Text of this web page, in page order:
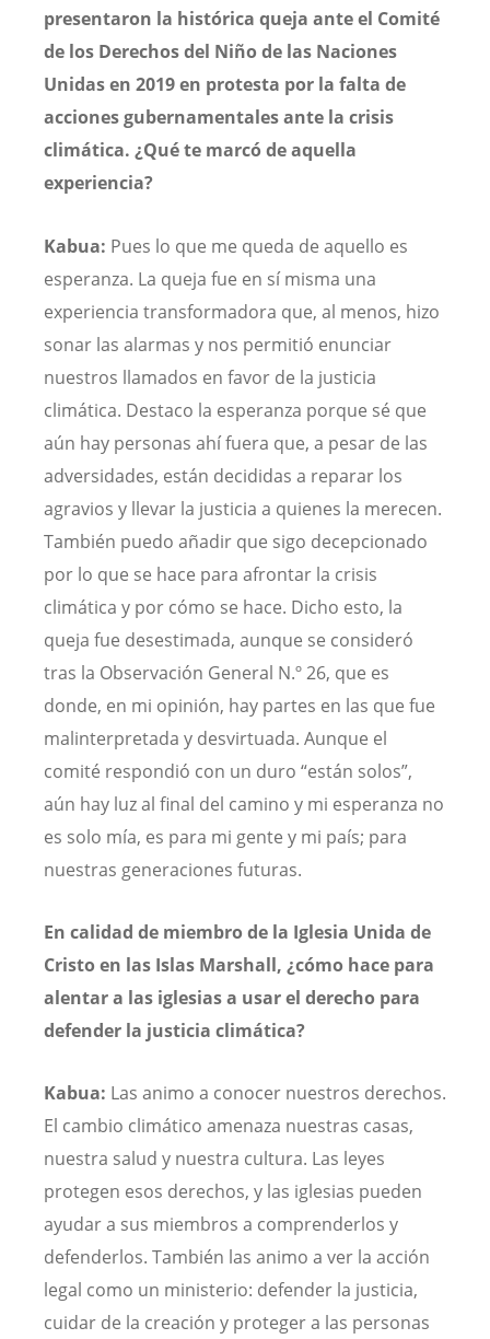
presentaron la histórica queja ante el Comité
de los Derechos del Niño de las Naciones
Unidas en 2019 en protesta por la falta de
acciones gubernamentales ante la crisis
climática. ¿Qué te marcó de aquella
experiencia?
Kabua: Pues lo que me queda de aquello es
esperanza. La queja fue en sí misma una
experiencia transformadora que, al menos, hizo
sonar las alarmas y nos permitió enunciar
nuestros llamados en favor de la justicia
climática. Destaco la esperanza porque sé que
aún hay personas ahí fuera que, a pesar de las
adversidades, están decididas a reparar los
agravios y llevar la justicia a quienes la merecen.
También puedo añadir que sigo decepcionado
por lo que se hace para afrontar la crisis
climática y por cómo se hace. Dicho esto, la
queja fue desestimada, aunque se consideró
tras la Observación General N.º 26, que es
donde, en mi opinión, hay partes en las que fue
malinterpretada y desvirtuada. Aunque el
comité respondió con un duro “están solos”,
aún hay luz al final del camino y mi esperanza no
es solo mía, es para mi gente y mi país; para
nuestras generaciones futuras.
En calidad de miembro de la Iglesia Unida de
Cristo en las Islas Marshall, ¿cómo hace para
alentar a las iglesias a usar el derecho para
defender la justicia climática?
Kabua: Las animo a conocer nuestros derechos.
El cambio climático amenaza nuestras casas,
nuestra salud y nuestra cultura. Las leyes
protegen esos derechos, y las iglesias pueden
ayudar a sus miembros a comprenderlos y
defenderlos. También las animo a ver la acción
legal como un ministerio: defender la justicia,
cuidar de la creación y proteger a las personas